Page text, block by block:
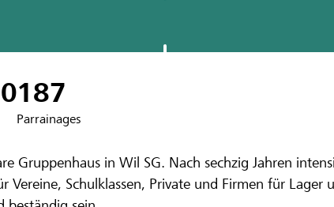
"Roter
Wil und Umgebung
Gruppenhaus in Wil SG. Nach sechzig Jahren
Vereine, Schulklassen, Private und Firmen für
187
Parrainages